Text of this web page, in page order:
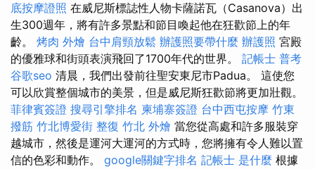
底按摩證照 在威尼斯標誌性人物卡薩諾瓦（Casanova）出
生300週年，將有許多景點和節目喚起他在狂歡節上的年
齡。 烤肉 外燴 台中肩頸放鬆 辦護照要帶什麼 辦護照 宮殿
的優雅球和街頭表演飛回了1700年代的世界。 記帳士 普考
谷歌seo 清晨，我們出發前往聖安東尼市Padua。 這使您
可以欣賞整個城市的美景，但是威尼斯狂歡節將更加壯觀。
菲律賓簽證 搜尋引擎排名 柬埔寨簽證 台中西屯按摩 竹東
撥筋 竹北博愛街 整復 竹北 外燴 當您從高處和許多服裝穿
越城市，然後是運河大運河的方式時，您將擁有令人難以置
信的色彩和動作。 google關鍵字排名 記帳士 是什麼 根據